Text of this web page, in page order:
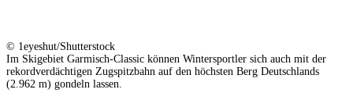
© 1eyeshut/Shutterstock
Im Skigebiet Garmisch-Classic können Wintersportler sich auch mit der
rekordverdächtigen Zugspitzbahn auf den höchsten Berg Deutschlands
(2.962 m) gondeln lassen.